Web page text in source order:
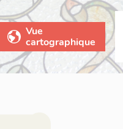
Vue
cartographique